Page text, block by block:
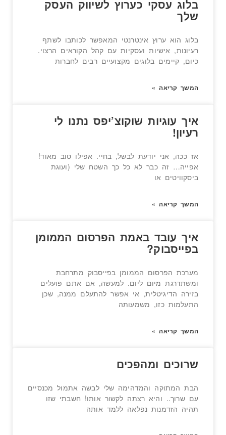
בלוג עסקי כערוץ לשיווק העסק
שלך
בלוג הוא ערוץ אינטרנטי המאפשר לכותבו לשתף
רעיונות, אישיות ועסקיות עם קהל הקוראים הרצוי.
כיום, קיימים בלוגים מקצועיים רבים לחברות
המשך קריאה »
איך עוגיות שוקוצ’יפס נתנו לי
רעיון!
אז ככה, אני יודעת לבשל, בחיי. אפילו טוב מאוד!
אפייה… זה כבר לא כל כך השטח שלי (ועוגת
ביסקוויטים או
המשך קריאה »
איך עובד באמת הפרסום הממומן
בפייסבוק?
מערכת הפרסום הממומן בפייסבוק מתרחבת
ומשתדרגת מיום ליום. למעשה, אם אתם פועלים
בזירה הדיגיטלית, אי אפשר להתעלם ממנה, שכן
התעלמות כזו, משמעותה
המשך קריאה »
שרוכים ומהפכים
הבת המתוקה והמדהימה שלי לבשה אתמול מכנסיים
עם שרוך.. והיא רצתה לקשור אותו! חשבתי שזו
תהיה הזדמנות נפלאה ללמד אותה